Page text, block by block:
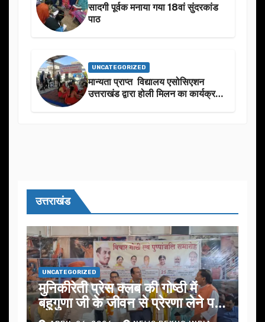
सादगी पूर्वक मनाया गया 18वां सुंदरकांड
पाठ
UNCATEGORIZED
मान्यता प्राप्त विद्यालय एसोसिएशन
उत्तराखंड द्वारा होली मिलन का कार्यक्रम
उत्तराखंड
UNCATEGORIZED
मुनिकीरेती प्रेस क्लब की गोष्ठी में
बहुगुणा जी के जीवन से प्रेरणा लेने पर
जोर